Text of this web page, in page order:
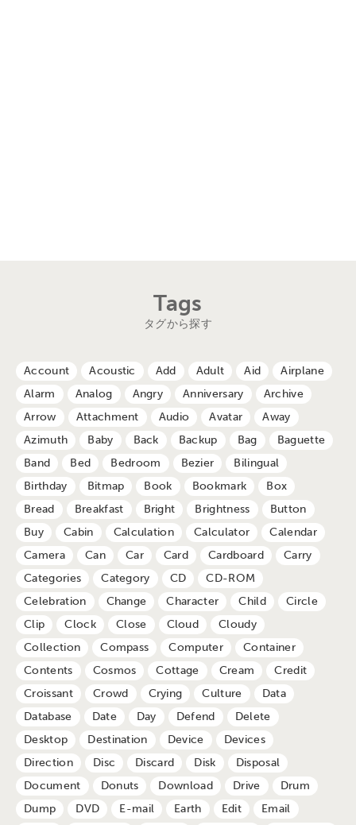
Tags
タグから探す
Account Acoustic Add Adult Aid
Airplane
Alarm
Analog Angry Anniversary
Archive
Arrow
Attachment Audio Avatar
Away
Azimuth
Baby Back Backup Bag
Baguette
Band
Bed Bedroom Bezier
Bilingual
Birthday
Bitmap Book Bookmark
Box
Bread
Breakfast Bright Brightness
Button
Buy
Cabin Calculation Calculator
Calendar
Camera
Can Car Card Cardboard
Carry
Categories
Category CD
CD-ROM
Celebration
Change Character Child
Circle
Clip
Clock Close Cloud
Cloudy
Collection
Compass Computer
Container
Contents
Cosmos Cottage Cream
Credit
Croissant
Crowd Crying Culture
Data
Database
Date Day Defend
Delete
Desktop
Destination Device
Devices
Direction
Disc Discard Disk
Disposal
Document
Donuts Download Drive
Drum
Dump
DVD E-mail Earth Edit
Email